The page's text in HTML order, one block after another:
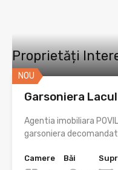
Proprietăți
NOU
Garsoniera
Agentia imobiliara
garsoniera
Camere
Băi